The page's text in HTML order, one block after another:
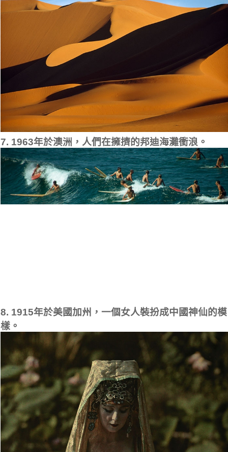
7. 1963年於澳洲，人們在擁擠的邦迪海灘衝浪。
8. 1915年於美國加州，一個女人裝扮成中國神仙的模
樣。